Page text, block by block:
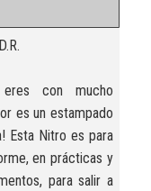
con mucho
es un estampado
Esta Nitro es para
en prácticas y
para salir a